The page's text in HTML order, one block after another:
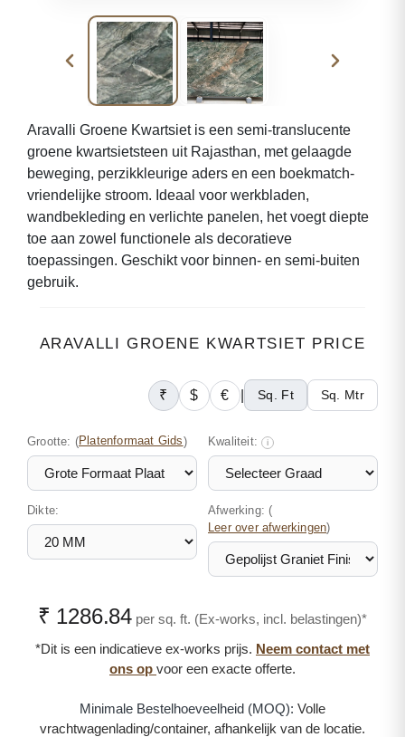
Aravalli Groene Kwartsiet is een semi-translucente
groene kwartsietsteen uit Rajasthan, met gelaagde
beweging, perzikkleurige aders en een boekmatch-
vriendelijke stroom. Ideaal voor werkbladen,
wandbekleding en verlichte panelen, het voegt diepte
toe aan zowel functionele als decoratieve
toepassingen. Geschikt voor binnen- en semi-buiten
gebruik.
ARAVALLI GROENE KWARTSIET PRICE
₹ $ € Sq. Ft Sq. Mtr
Grootte: (Platenformaat Gids) Kwaliteit: i
Dikte: Afwerking: (
Leer over afwerkingen)
₹ 1286.84 per sq. ft. (Ex-works, incl. belastingen)*
*Dit is een indicatieve ex-works prijs. Neem contact met
ons op voor een exacte offerte.
Minimale Bestelhoeveelheid (MOQ): Volle
vrachtwagenlading/container, afhankelijk van de locatie.